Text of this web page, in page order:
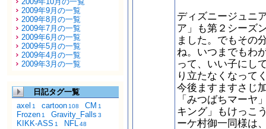
2009年9月の一覧
2009年8月の一覧
2009年7月の一覧
2009年6月の一覧
2009年5月の一覧
2009年4月の一覧
2009年3月の一覧
日記タグ一覧
axel 1 cartoon 108 CM 1
Frozen 1 Gravity_Falls 3
KIKK-ASS 1 NFL48
ディズニージュニ
ア」も第２シーズ
ました。でもその
ね。いつまでもわ
って、いい子にし
り立たなくなって
今後ますますさじ
「みつばちマーヤ
キング」もけっこ
ーケ村御一同様は